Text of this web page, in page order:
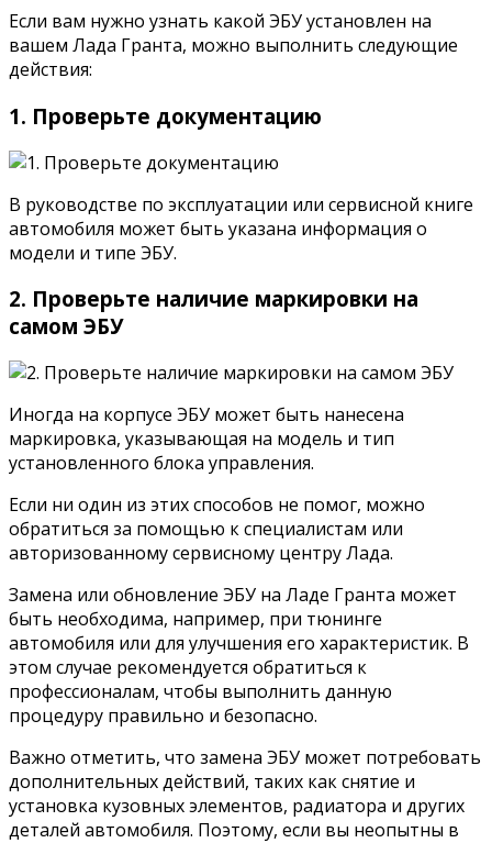
Если вам нужно узнать какой ЭБУ установлен на
вашем Лада Гранта, можно выполнить следующие
действия:
1. Проверьте документацию
В руководстве по эксплуатации или сервисной книге
автомобиля может быть указана информация о
модели и типе ЭБУ.
2. Проверьте наличие маркировки на
самом ЭБУ
Иногда на корпусе ЭБУ может быть нанесена
маркировка, указывающая на модель и тип
установленного блока управления.
Если ни один из этих способов не помог, можно
обратиться за помощью к специалистам или
авторизованному сервисному центру Лада.
Замена или обновление ЭБУ на Ладе Гранта может
быть необходима, например, при тюнинге
автомобиля или для улучшения его характеристик. В
этом случае рекомендуется обратиться к
профессионалам, чтобы выполнить данную
процедуру правильно и безопасно.
Важно отметить, что замена ЭБУ может потребовать
дополнительных действий, таких как снятие и
установка кузовных элементов, радиатора и других
деталей автомобиля. Поэтому, если вы неопытны в